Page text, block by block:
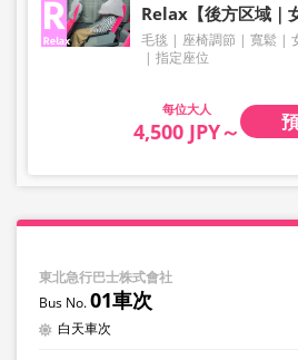
Relax【後方区域｜
毛毯 座椅調節 寬鬆
指定座位
大人
4,500 JPY～
東北急行巴士株式會社
01車次
白天車次